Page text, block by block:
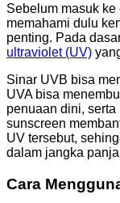
Sebelum masuk
memahami dulu
penting. Pada
ultraviolet (UV)
Sinar UVB bisa
UVA bisa
penuaan dini,
sunscreen
UV tersebut,
dalam jangka
Cara